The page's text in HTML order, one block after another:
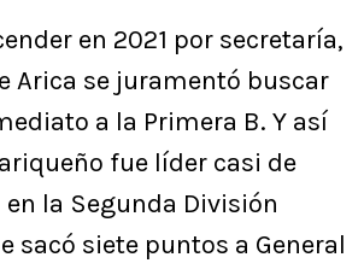
en 2021 por secretaría,
Arica se juramentó buscar
a la Primera B. Y así
fue líder casi de
la Segunda División
sacó siete puntos a General